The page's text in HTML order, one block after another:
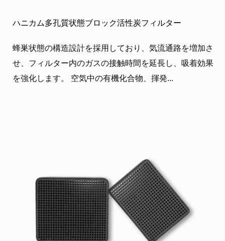
ハニカム多孔質状態ブロック活性炭フィルター
蜂巣状態の構造設計を採用しており、気流通路を増加さ
せ、フィルター内のガスの接触時間を延長し、吸着効果
を強化します。 空気中の有機化合物、揮発...